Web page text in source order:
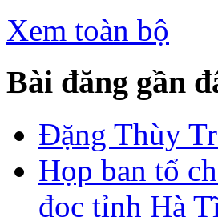
Xem toàn bộ
Bài đăng gần
Đặng Thùy
Họp ban tổ
đọc tỉnh Hà